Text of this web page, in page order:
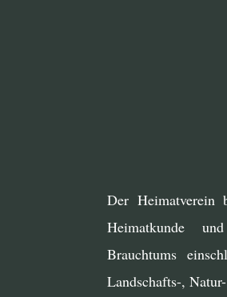
Der Heimatverein
Heimatkunde
Brauchtums
Landschafts-,